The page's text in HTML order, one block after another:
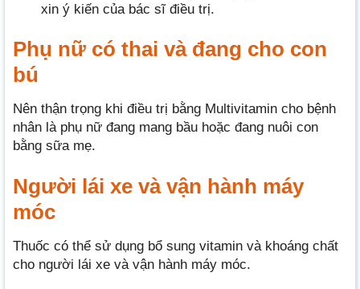
xin ý kiến của bác sĩ điều trị.
Phụ nữ có thai và đang cho con
bú
Nên thận trọng khi điều trị bằng Multivitamin cho bệnh
nhân là phụ nữ đang mang bầu hoặc đang nuôi con
bằng sữa mẹ.
Người lái xe và vận hành máy
móc
Thuốc có thể sử dụng bổ sung vitamin và khoáng chất
cho người lái xe và vận hành máy móc.